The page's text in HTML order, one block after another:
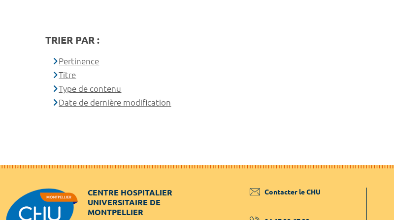
TRIER PAR :
Pertinence
Titre
Type de contenu
Date de dernière modification
CENTRE HOSPITALIER
UNIVERSITAIRE DE
MONTPELLIER
Contacter le CHU